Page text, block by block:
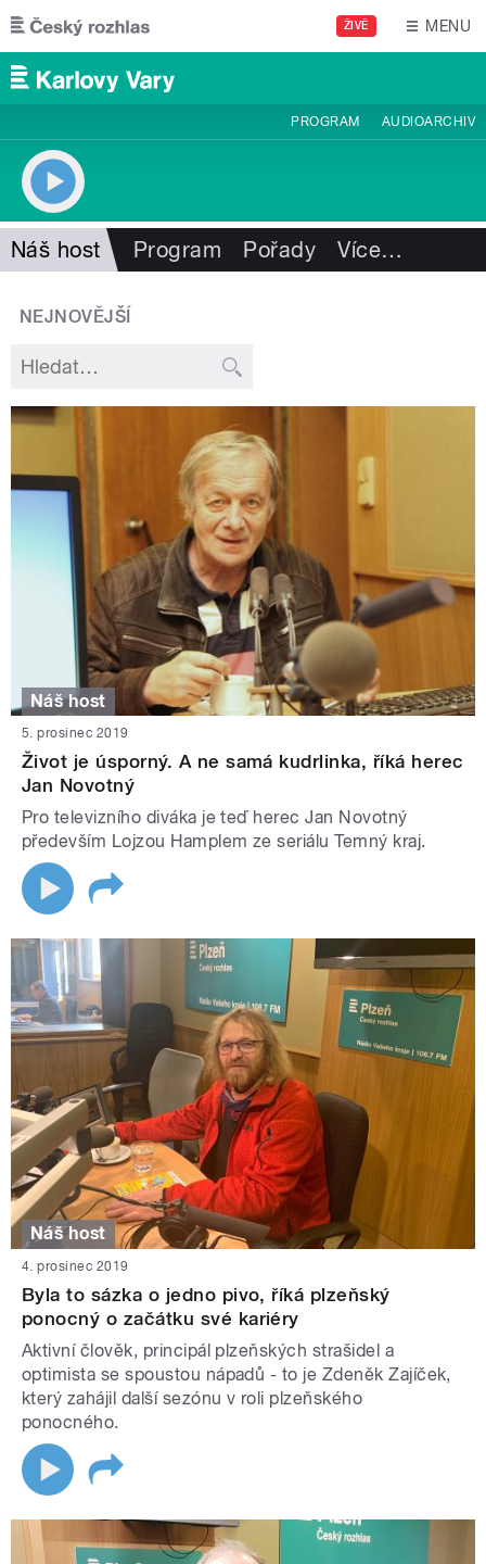
Přejít k hlavnímu obsahu
ŽIVĚ MENU
PROGRAM AUDIOARCHIV
Náš host Program Pořady Více…
NEJNOVĚJŠÍ
Náš host
5. prosinec 2019
Život je úsporný. A ne samá kudrlinka, říká herec
Jan Novotný
Pro televizního diváka je teď herec Jan Novotný
především Lojzou Hamplem ze seriálu Temný kraj.
Náš host
4. prosinec 2019
Byla to sázka o jedno pivo, říká plzeňský
ponocný o začátku své kariéry
Aktivní člověk, principál plzeňských strašidel a
optimista se spoustou nápadů - to je Zdeněk Zajíček,
který zahájil další sezónu v roli plzeňského
ponocného.